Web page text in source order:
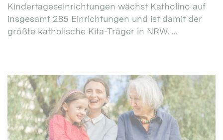
Kindertageseinrichtungen wächst Katholino auf
insgesamt 285 Einrichtungen und ist damit der
größte katholische Kita-Träger in NRW. ...